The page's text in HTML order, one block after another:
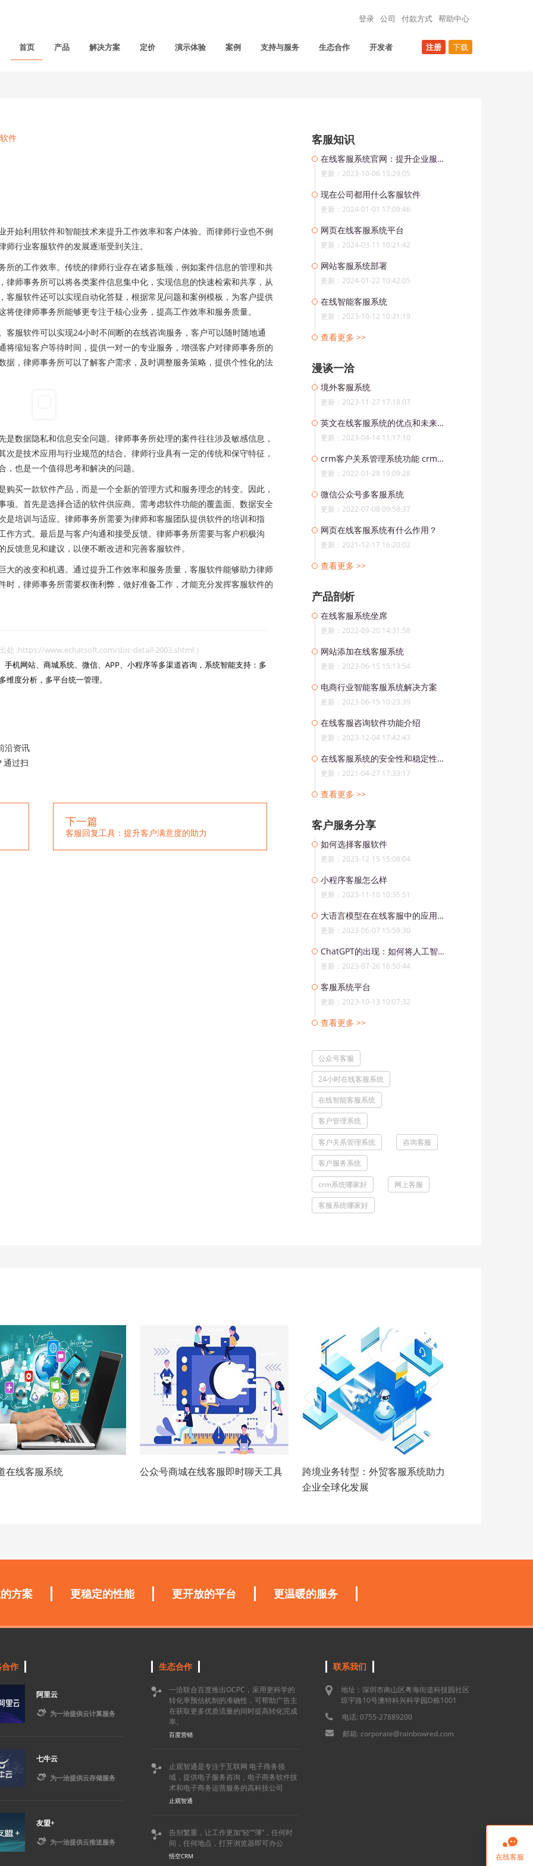
登录 公司 付款方式 帮助中心
首页 产品 解决方案 定价 演示体验 案例 支持与服务 生态合作 开发者 注册 下载
件
利用软件和智能技术来提升工作效率和客户体验。而律师行业也不例
行业客服软件的发展逐渐受到关注。
工作效率。传统的律师行业存在诸多瓶颈，例如案件信息的管理和共
师事务所可以将各类案件信息集中化，实现信息的快速检索和共享，从
客服软件还可以实现自动化答疑，根据常见问题和案例模板，为客户提供
使律师事务所能够更专注于核心业务，提高工作效率和服务质量。
软件可以实现24小时不间断的在线咨询服务，客户可以随时随地通
缩短客户等待时间，提供一对一的专业服务，增强客户对律师事务所的
据，律师事务所可以了解客户需求，及时调整服务策略，提供个性化的法
据隐私和信息安全问题。律师事务所处理的案件往往涉及敏感信息，
是技术应用与行业规范的结合。律师行业具有一定的传统和保守特征，
也是一个值得思考和解决的问题。
一款软件产品，而是一个全新的管理方式和服务理念的转变。因此，
项。首先是选择合适的软件供应商。需考虑软件功能的覆盖面、数据安全
是培训与适应。律师事务所需要为律师和客服团队提供软件的培训和指
方式。最后是与客户沟通和接受反馈。律师事务所需要与客户积极沟
馈意见和建议，以便不断改进和完善客服软件。
改变和机遇。通过提升工作效率和服务质量，客服软件能够助力律师
，律师事务所需要权衡利弊，做好准备工作，才能充分发挥客服软件的
处 :https://www.echatsoft.com/doc-detail-2003.shtml ）
机网站、商城系统、微信、APP、小程序等多渠道咨询，系统智能支持：多
度分析，多平台统一管理。
沿资讯
通过扫
下一篇
客服回复工具：提升客户满意度的助力
客服知识
在线客服系统官网：提升企业服务品质
更新：2023-10-06 15:29:05
现在公司都用什么客服软件
更新：2024-01-01 17:09:46
网页在线客服系统平台
更新：2024-03-11 10:21:42
网站客服系统部署
更新：2024-01-22 10:42:05
在线智能客服系统
更新：2023-10-12 10:21:19
查看更多 >>
漫谈一洽
境外客服系统
更新：2023-11-27 17:18:07
英文在线客服系统的优点和未来发展
更新：2023-04-14 11:17:10
crm客户关系管理系统功能 crm系统哪家好用？
更新：2022-01-28 19:09:28
微信公众号多客服系统
更新：2022-07-08 09:58:37
网页在线客服系统有什么作用？
更新：2021-12-17 16:20:02
查看更多 >>
产品剖析
在线客服系统坐席
更新：2022-09-20 14:31:58
网站添加在线客服系统
更新：2023-06-15 15:13:54
电商行业智能客服系统解决方案
更新：2023-06-15 10:23:39
在线客服咨询软件功能介绍
更新：2023-12-04 17:42:43
在线客服系统的安全性和稳定性有多重要？
更新：2021-04-27 17:33:17
查看更多 >>
客户服务分享
如何选择客服软件
更新：2023-12-15 15:08:04
小程序客服怎么样
更新：2023-11-10 10:35:51
大语言模型在在线客服中的应用和前景
更新：2023-06-07 15:59:30
ChatGPT的出现：如何将人工智能融入现代客服系统
更新：2023-07-26 16:50:44
客服系统平台
更新：2023-10-13 10:07:32
查看更多 >>
公众号客服
24小时在线客服系统
在线智能客服系统
客户管理系统
客户关系管理系统 咨询客服
客户服务系统
crm系统哪家好 网上客服
客服系统哪家好
在线客服系统 公众号商城在线客服即时聊天工具
跨境业务转型：外贸客服系统助力
企业全球化发展
方案 更稳定的性能 更开放的平台 更温暖的服务
作
阿里云
 为一洽提供云计算服务
七牛云
 为一洽提供云存储服务
友盟+
 为一洽提供云推送服务
生态合作

一洽联合百度推出OCPC，采用更科学的
转化率预估机制的准确性，可帮助广告主
在获取更多优质流量的同时提高转化完成
率。
百度营销

止观智通是专注于互联网 电子商务领
域，提供电子服务咨询，电子商务软件技
术和电子商务运营服务的高科技公司
止观智通

告别繁重，让工作更加“轻”“薄”，任何时
间，任何地点，打开浏览器即可办公
悟空CRM
联系我们
地址：深圳市南山区粤海街道科技园社区
琼宇路10号澳特科兴科学园D栋1001
电话: 0755-27889200
邮箱: corporate@rainbowred.com

在线客服